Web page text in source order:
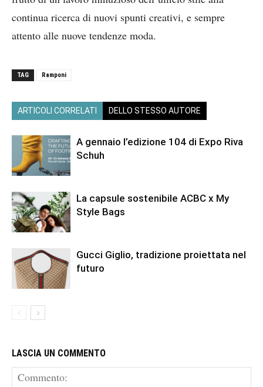
continua ricerca di nuovi spunti creativi, e sempre
attento alle nuove tendenze moda.
TAG Ramponi
ARTICOLI CORRELATI DELLO STESSO AUTORE
A gennaio l’edizione 104 di Expo Riva
Schuh
La capsule sostenibile ACBC x My
Style Bags
Gucci Giglio, tradizione proiettata nel
futuro
LASCIA UN COMMENTO